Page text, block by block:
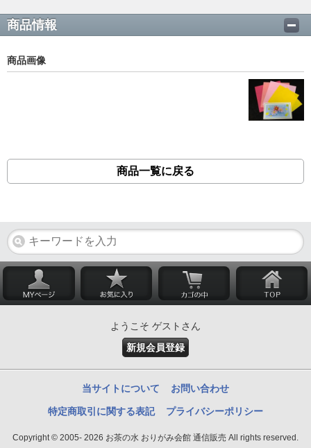
商品情報
商品画像
商品一覧に戻る
ようこそ ゲストさん
新規会員登録
当サイトについて お問い合わせ
特定商取引に関する表記 プライバシーポリシー
Copyright © 2005- 2026 お茶の水 おりがみ会館 通信販売 All rights reserved.